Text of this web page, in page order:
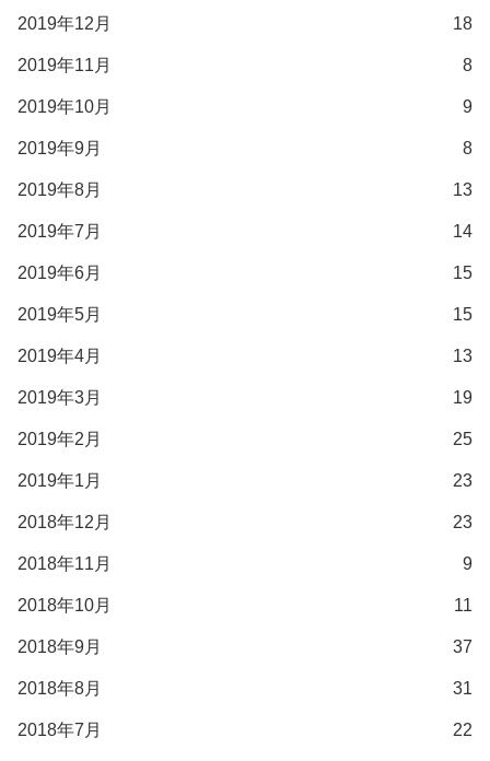
2019年12月 18
2019年11月 8
2019年10月 9
2019年9月 8
2019年8月 13
2019年7月 14
2019年6月 15
2019年5月 15
2019年4月 13
2019年3月 19
2019年2月 25
2019年1月 23
2018年12月 23
2018年11月 9
2018年10月 11
2018年9月 37
2018年8月 31
2018年7月 22